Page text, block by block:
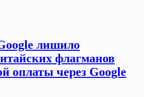
лишило
флагманов
оплаты через Google